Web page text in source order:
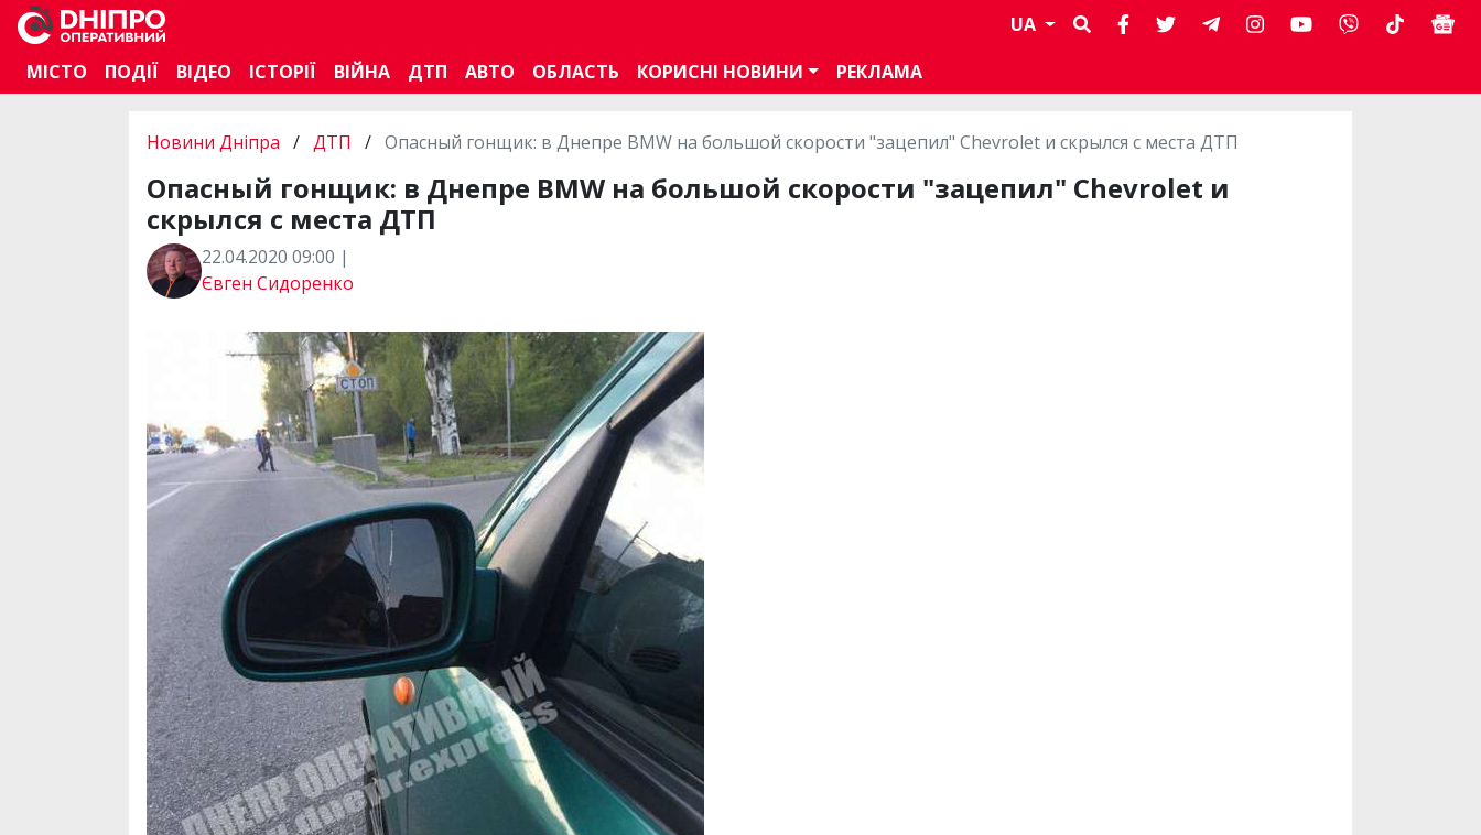
UA
МІСТО
ПОДІЇ ВІДЕО ІСТОРІЇ ВІЙНА ДТП АВТО ОБЛАСТЬ КОРИСНІ НОВИНИ РЕКЛАМА
Новини Дніпра / ДТП / Опасный гонщик: в Днепре BMW на большой скорости "зацепил" Chevrolet и скрылся с места ДТП
Опасный гонщик: в Днепре BMW на большой скорости "зацепил" Chevrolet и
скрылся с места ДТП
22.04.2020 09:00 |
Євген Сидоренко